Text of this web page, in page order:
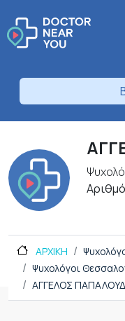
ΑΡΧΙΚΗ
Ψυχολόγοι
ΑΓΓΕΛΟΣ